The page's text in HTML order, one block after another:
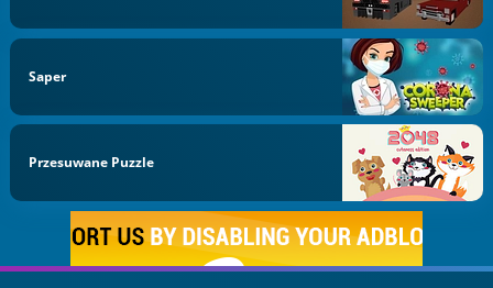
Saper
Przesuwane Puzzle